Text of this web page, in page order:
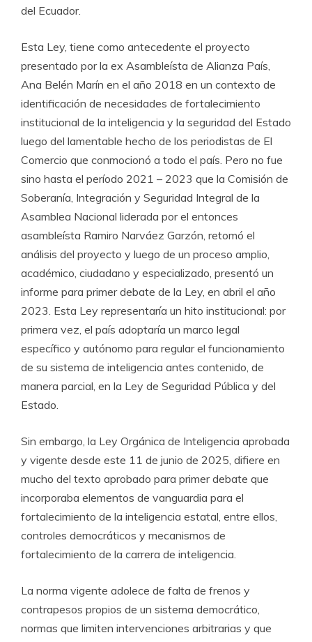
del Ecuador.
Esta Ley, tiene como antecedente el proyecto
presentado por la ex Asambleísta de Alianza País,
Ana Belén Marín en el año 2018 en un contexto de
identificación de necesidades de fortalecimiento
institucional de la inteligencia y la seguridad del Estado
luego del lamentable hecho de los periodistas de El
Comercio que conmocionó a todo el país. Pero no fue
sino hasta el período 2021 – 2023 que la Comisión de
Soberanía, Integración y Seguridad Integral de la
Asamblea Nacional liderada por el entonces
asambleísta Ramiro Narváez Garzón, retomó el
análisis del proyecto y luego de un proceso amplio,
académico, ciudadano y especializado, presentó un
informe para primer debate de la Ley, en abril el año
2023. Esta Ley representaría un hito institucional: por
primera vez, el país adoptaría un marco legal
específico y autónomo para regular el funcionamiento
de su sistema de inteligencia antes contenido, de
manera parcial, en la Ley de Seguridad Pública y del
Estado.
Sin embargo, la Ley Orgánica de Inteligencia aprobada
y vigente desde este 11 de junio de 2025, difiere en
mucho del texto aprobado para primer debate que
incorporaba elementos de vanguardia para el
fortalecimiento de la inteligencia estatal, entre ellos,
controles democráticos y mecanismos de
fortalecimiento de la carrera de inteligencia.
La norma vigente adolece de falta de frenos y
contrapesos propios de un sistema democrático,
normas que limiten intervenciones arbitrarias y que